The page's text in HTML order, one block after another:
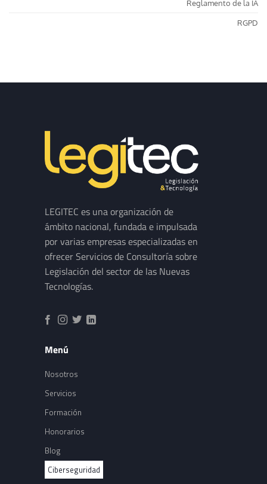
Reglamento de la IA
RGPD
LEGITEC es una organización de
ámbito nacional, fundada e impulsada
por varias empresas especializadas en
ofrecer Servicios de Consultoría sobre
Legislación del sector de las Nuevas
Tecnologías.
Menú
Nosotros
Servicios
Formación
Honorarios
Blog
Ciberseguridad